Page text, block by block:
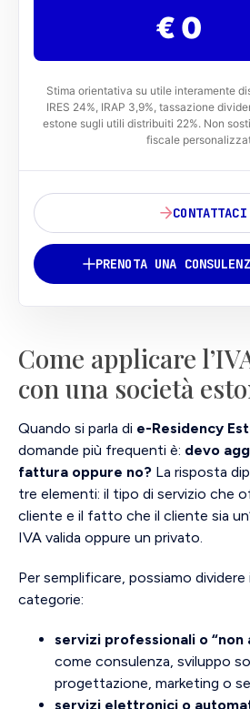
€ 0
Stima orientativa su utile interamente
IRES 24%, IRAP 3,9%, tassazione
estone sugli utili distribuiti 22%. Non
fiscale
CONTATTACI
PRENOTA UNA
Come applicare
con una società
Quando si parla di e-Residency
domande più frequenti è: devo
fattura oppure no? La risposta
tre elementi: il tipo di servizio che
cliente e il fatto che il cliente sia
IVA valida oppure un privato.
Per semplificare, possiamo dividere
categorie:
servizi professionali o
come consulenza, sviluppo
progettazione, marketing o
servizi elettronici o